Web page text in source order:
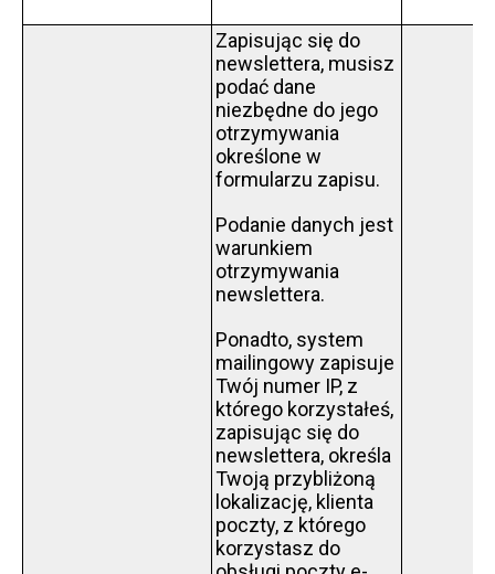
Zapisując się do
newslettera, musisz
podać dane
niezbędne do jego
otrzymywania
określone w
formularzu zapisu.
Podanie danych jest
warunkiem
otrzymywania
newslettera.
Ponadto, system
mailingowy zapisuje
Twój numer IP, z
którego korzystałeś,
zapisując się do
newslettera, określa
Twoją przybliżoną
lokalizację, klienta
poczty, z którego
korzystasz do